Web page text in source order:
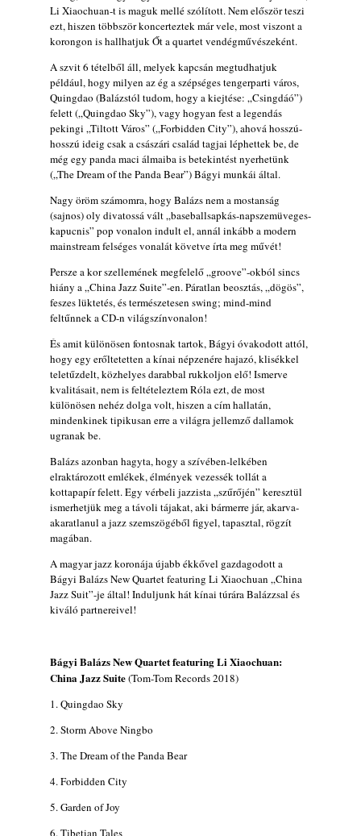
Szabolcs
2026. július 25.
2026. július 16.
Li Xiaochuan-t is maguk mellé szólított. Nem először teszi
ezt, hiszen többször koncerteztek már vele, most viszont a
korongon is hallhatjuk Őt a quartet vendégművészeként.
A szvit 6 tételből áll, melyek kapcsán megtudhatjuk
például, hogy milyen az ég a szépséges tengerparti város,
Quingdao (Balázstól tudom, hogy a kiejtése: „Csingdáó”)
felett („Quingdao Sky”), vagy hogyan fest a legendás
pekingi „Tiltott Város” („Forbidden City”), ahová hosszú-
hosszú ideig csak a császári család tagjai léphettek be, de
még egy panda maci álmaiba is betekintést nyerhetünk
(„The Dream of the Panda Bear”) Bágyi munkái által.
Nagy öröm számomra, hogy Balázs nem a mostanság
(sajnos) oly divatossá vált „baseballsapkás-napszemüveges-
kapucnis” pop vonalon indult el, annál inkább a modern
mainstream felséges vonalát követve írta meg művét!
Persze a kor szellemének megfelelő „groove”-okból sincs
hiány a „China Jazz Suite”-en. Páratlan beosztás, „dögös”,
feszes lüktetés, és természetesen swing; mind-mind
feltűnnek a CD-n világszínvonalon!
És amit különösen fontosnak tartok, Bágyi óvakodott attól,
hogy egy erőltetetten a kínai népzenére hajazó, klisékkel
teletűzdelt, közhelyes darabbal rukkoljon elő! Ismerve
kvalitásait, nem is feltételeztem Róla ezt, de most
különösen nehéz dolga volt, hiszen a cím hallatán,
mindenkinek tipikusan erre a világra jellemző dallamok
ugranak be.
Balázs azonban hagyta, hogy a szívében-lelkében
elraktározott emlékek, élmények vezessék tollát a
kottapapír felett. Egy vérbeli jazzista „szűrőjén” keresztül
ismerhetjük meg a távoli tájakat, aki bármerre jár, akarva-
akaratlanul a jazz szemszögéből figyel, tapasztal, rögzít
magában.
A magyar jazz koronája újabb ékkővel gazdagodott a
Bágyi Balázs New Quartet featuring Li Xiaochuan „China
Jazz Suit”-je által! Induljunk hát kínai túrára Balázzsal és
kiváló partnereivel!
Bágyi Balázs New Quartet featuring Li Xiaochuan:
China Jazz Suite(Tom-Tom Records 2018)
1. Quingdao Sky
2. Storm Above Ningbo
3. The Dream of the Panda Bear
4. Forbidden City
5. Garden of Joy
6. Tibetian Tales